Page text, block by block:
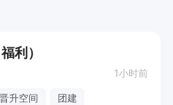
利）
1小时前
晋升空间 团建